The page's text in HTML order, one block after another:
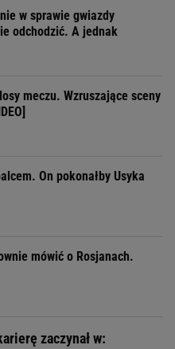
w sprawie gwiazdy
odchodzić. A jednak
meczu. Wzruszające sceny
On pokonałby Usyka
mówić o Rosjanach.
zaczynał w: